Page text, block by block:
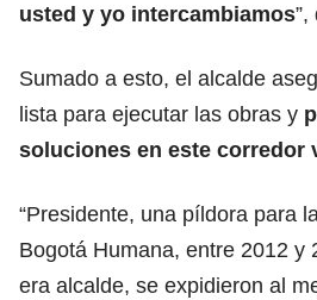
usted y yo intercambiamos”,
Sumado a esto, el alcalde
lista para ejecutar las obras y
soluciones en este corredor
“Presidente, una píldora para
Bogotá Humana, entre 2012 y
era alcalde, se expidieron al